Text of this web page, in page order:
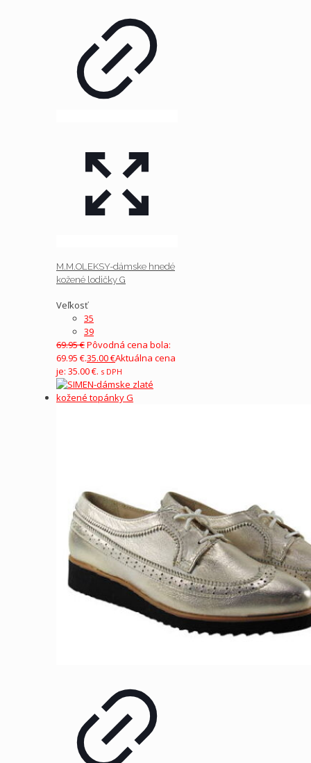
M.M.OLEKSY-dámske hnedé
kožené lodičky G
Veľkosť
35
39
69.95€Pôvodná cena bola:
69.95 €.35.00€Aktuálna cena
je: 35.00 €. s DPH